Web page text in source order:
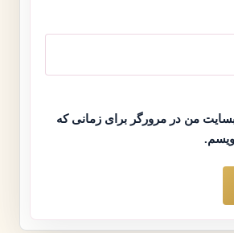
من در مرورگر برای زمانی که